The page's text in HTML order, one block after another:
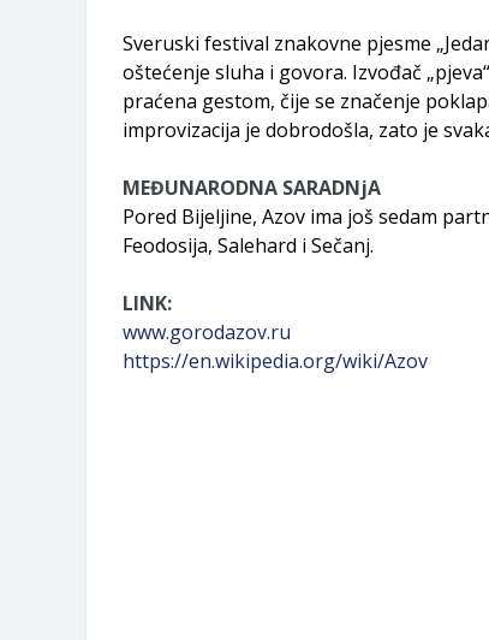
Sveruski festival znakovne pjesme
oštećenje sluha i govora. Izvođač
praćena gestom, čije se značenje
improvizacija je dobrodošla, zato je
MEĐUNARODNA SARADNjA
Pored Bijeljine, Azov ima još sedam
Feodosija, Salehard i Sečanj.
LINK:
www.gorodazov.ru
https://en.wikipedia.org/wiki/Azov